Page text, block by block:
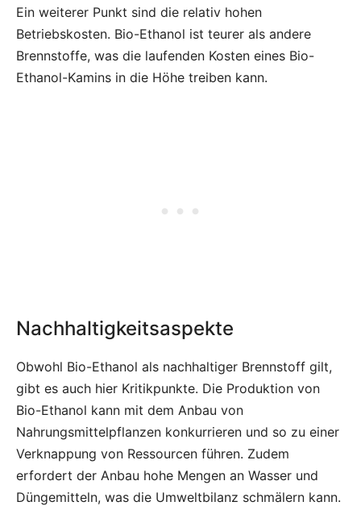
Ein weiterer Punkt sind die relativ hohen
Betriebskosten. Bio-Ethanol ist teurer als andere
Brennstoffe, was die laufenden Kosten eines Bio-
Ethanol-Kamins in die Höhe treiben kann.
Nachhaltigkeitsaspekte
Obwohl Bio-Ethanol als nachhaltiger Brennstoff gilt,
gibt es auch hier Kritikpunkte. Die Produktion von
Bio-Ethanol kann mit dem Anbau von
Nahrungsmittelpflanzen konkurrieren und so zu einer
Verknappung von Ressourcen führen. Zudem
erfordert der Anbau hohe Mengen an Wasser und
Düngemitteln, was die Umweltbilanz schmälern kann.